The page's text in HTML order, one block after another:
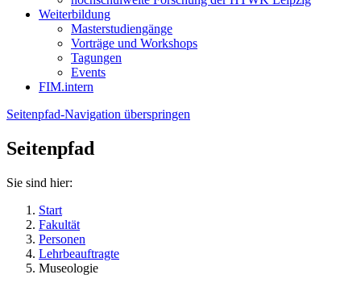
Weiterbildung
Masterstudiengänge
Vorträge und Workshops
Tagungen
Events
FIM.intern
Seitenpfad-Navigation überspringen
Seitenpfad
Sie sind hier:
Start
Fakultät
Personen
Lehrbeauftragte
Museologie